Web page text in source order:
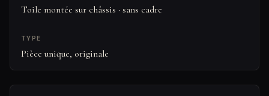
Toile montée sur châssis · sans cadre
TYPE
Pièce unique, originale